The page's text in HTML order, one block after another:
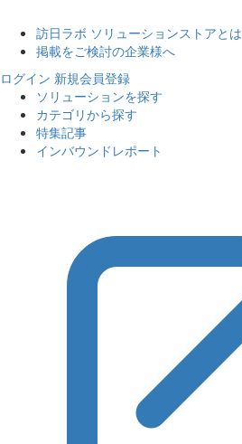
訪日ラボ ソリューションストアとは
掲載をご検討の企業様へ
ログイン 新規会員登録
ソリューションを探す
カテゴリから探す
特集記事
インバウンドレポート